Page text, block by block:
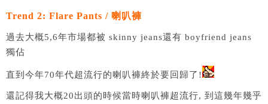
Trend 2: Flare Pants / 喇叭褲
過去大概5,6年市場都被 skinny jeans還有 boyfriend jeans
獨佔
直到今年70年代超流行的喇叭褲終於要回歸了!
還記得我大概20出頭的時候當時喇叭褲超流行, 到這幾年幾乎